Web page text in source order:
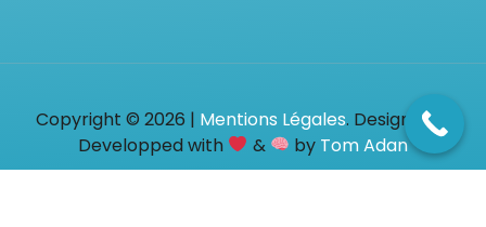
Copyright © 2026 | Mentions Légales. Designed &
Developped with
& by Tom Adan